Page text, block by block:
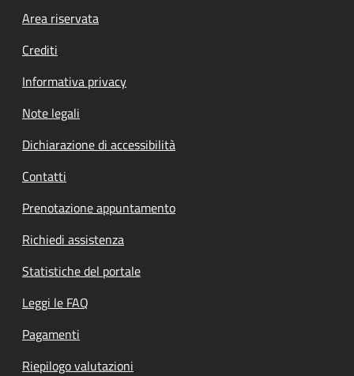
Footer menu
Area riservata
Crediti
Informativa privacy
Note legali
Dichiarazione di accessibilità
Contatti
Prenotazione appuntamento
Richiedi assistenza
Statistiche del portale
Leggi le FAQ
Pagamenti
Riepilogo valutazioni